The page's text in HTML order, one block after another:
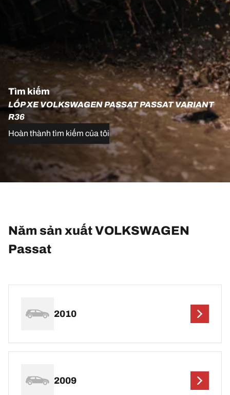
Tìm kiếm
LỐP XE VOLKSWAGEN PASSAT PASSAT VARIANT
R36
Hoàn thành tìm kiếm của tôi
Năm sản xuất VOLKSWAGEN
Passat
2010
2009